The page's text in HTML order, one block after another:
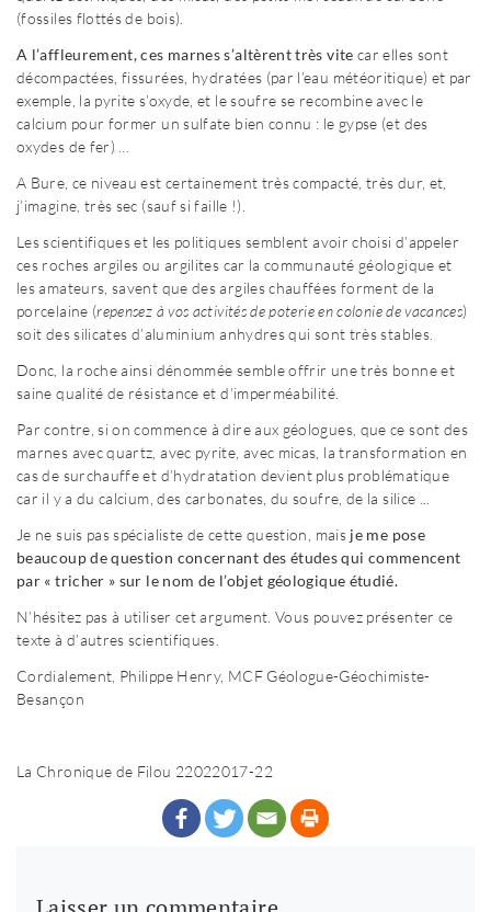
(fossiles flottés de bois).
A l’affleurement, ces marnes s’altèrent très vite car elles sont
décompactées, fissurées, hydratées (par l’eau météoritique) et par
exemple, la pyrite s’oxyde, et le soufre se recombine avec le
calcium pour former un sulfate bien connu : le gypse (et des
oxydes de fer) …
A Bure, ce niveau est certainement très compacté, très dur, et,
j’imagine, très sec (sauf si faille !).
Les scientifiques et les politiques semblent avoir choisi d’appeler
ces roches argiles ou argilites car la communauté géologique et
les amateurs, savent que des argiles chauffées forment de la
porcelaine (repensez à vos activités de poterie en colonie de vacances)
soit des silicates d’aluminium anhydres qui sont très stables.
Donc, la roche ainsi dénommée semble offrir une très bonne et
saine qualité de résistance et d’imperméabilité.
Par contre, si on commence à dire aux géologues, que ce sont des
marnes avec quartz, avec pyrite, avec micas, la transformation en
cas de surchauffe et d’hydratation devient plus problématique
car il y a du calcium, des carbonates, du soufre, de la silice ...
Je ne suis pas spécialiste de cette question, mais je me pose
beaucoup de question concernant des études qui commencent
par « tricher » sur le nom de l’objet géologique étudié.
N’hésitez pas à utiliser cet argument. Vous pouvez présenter ce
texte à d’autres scientifiques.
Cordialement, Philippe Henry, MCF Géologue-Géochimiste-
Besançon
La Chronique de Filou 22022017-22